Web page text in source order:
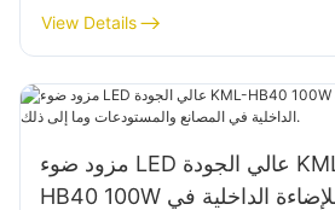
وإضاءة مواقع البناء
View Details
مزود ضوء LED عالي الجودة KML-
HB40 100W للإضاءة الداخلية في